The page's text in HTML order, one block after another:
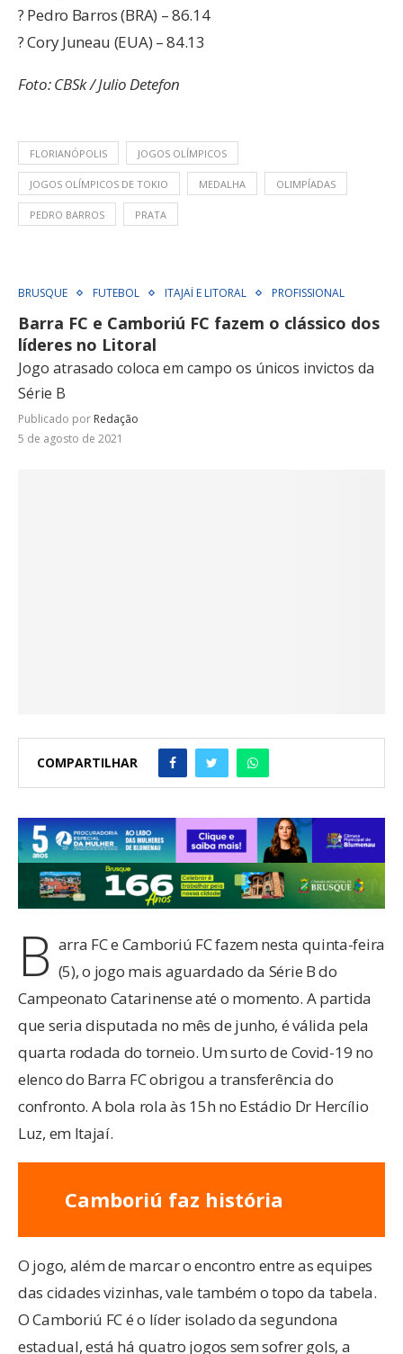
? Pedro Barros (BRA) – 86.14
? Cory Juneau (EUA) – 84.13
Foto: CBSk / Julio Detefon
FLORIANÓPOLIS JOGOS OLÍMPICOS
JOGOS OLÍMPICOS DE TOKIO MEDALHA OLIMPÍADAS
PEDRO BARROS PRATA
BRUSQUE FUTEBOL ITAJAÍ E LITORAL PROFISSIONAL
Barra FC e Camboriú FC fazem o clássico dos
líderes no Litoral
Jogo atrasado coloca em campo os únicos invictos da
Série B
Publicado por Redação
5 de agosto de 2021
COMPARTILHAR
B arra FC e Camboriú FC fazem nesta quinta-feira
(5), o jogo mais aguardado da Série B do
Campeonato Catarinense até o momento. A partida
que seria disputada no mês de junho, é válida pela
quarta rodada do torneio. Um surto de Covid-19 no
elenco do Barra FC obrigou a transferência do
confronto. A bola rola às 15h no Estádio Dr Hercílio
Luz, em Itajaí.
Camboriú faz história
O jogo, além de marcar o encontro entre as equipes
das cidades vizinhas, vale também o topo da tabela.
O Camboriú FC é o líder isolado da segundona
estadual, está há quatro jogos sem sofrer gols, a